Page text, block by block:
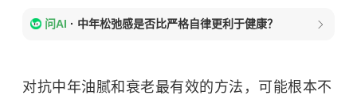
问AI · 中年松弛感是否比严格自律更利于健康？
对抗中年油腻和衰老最有效的方法，可能根本不